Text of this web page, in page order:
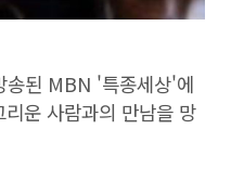
된 MBN '특종세상'에
운 사람과의 만남을 망